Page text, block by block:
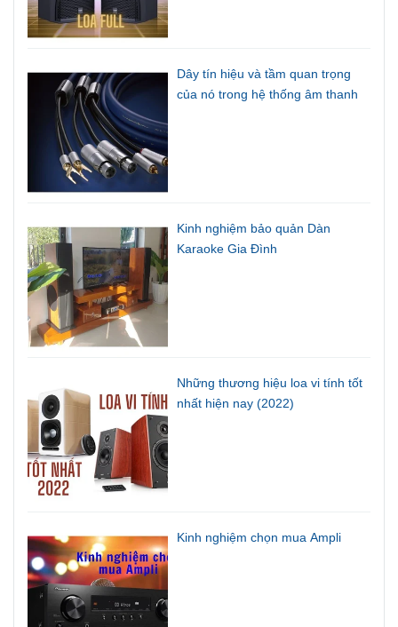
Dây tín hiệu và tầm quan trọng
của nó trong hệ thống âm thanh
Kinh nghiệm bảo quản Dàn
Karaoke Gia Đình
Những thương hiệu loa vi tính tốt
nhất hiện nay (2022)
Kinh nghiệm chọn mua Ampli